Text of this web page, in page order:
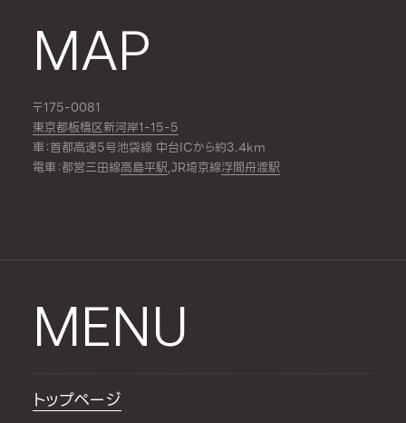
MAP
〒175-0081
東京都板橋区新河岸1-15-5
車：首都高速5号池袋線 中台ICから約3.4km
電車：都営三田線高島平駅,JR埼京線浮間舟渡駅
MENU
トップページ